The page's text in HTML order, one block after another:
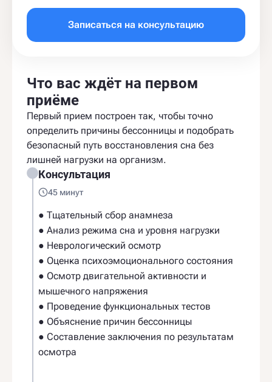
Записаться на консультацию
Что вас ждёт на первом
приёме
Первый прием построен так, чтобы точно
определить причины бессонницы и подобрать
безопасный путь восстановления сна без
лишней нагрузки на организм.
Консультация
45 минут
● Тщательный сбор анамнеза
● Анализ режима сна и уровня нагрузки
● Неврологический осмотр
● Оценка психоэмоционального состояния
● Осмотр двигательной активности и
мышечного напряжения
● Проведение функциональных тестов
● Объяснение причин бессонницы
● Составление заключения по результатам
осмотра